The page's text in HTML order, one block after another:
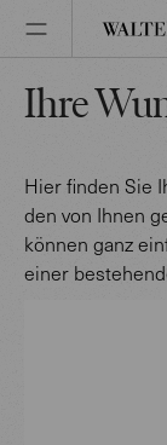
Ihre
Hier finden Sie
den von Ihnen
können ganz
einer